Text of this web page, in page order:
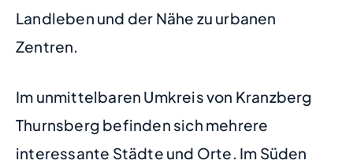
Landleben und der Nähe zu urbanen
Zentren.
Im unmittelbaren Umkreis von Kranzberg
Thurnsberg befinden sich mehrere
interessante Städte und Orte. Im Süden